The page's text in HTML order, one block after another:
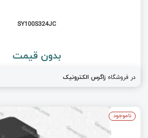
SY100S324JC
بدون قیمت
در فروشگاه زاگرس الکترونیک
ناموجود